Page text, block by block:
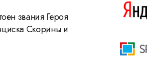
звания Героя
Скорины и